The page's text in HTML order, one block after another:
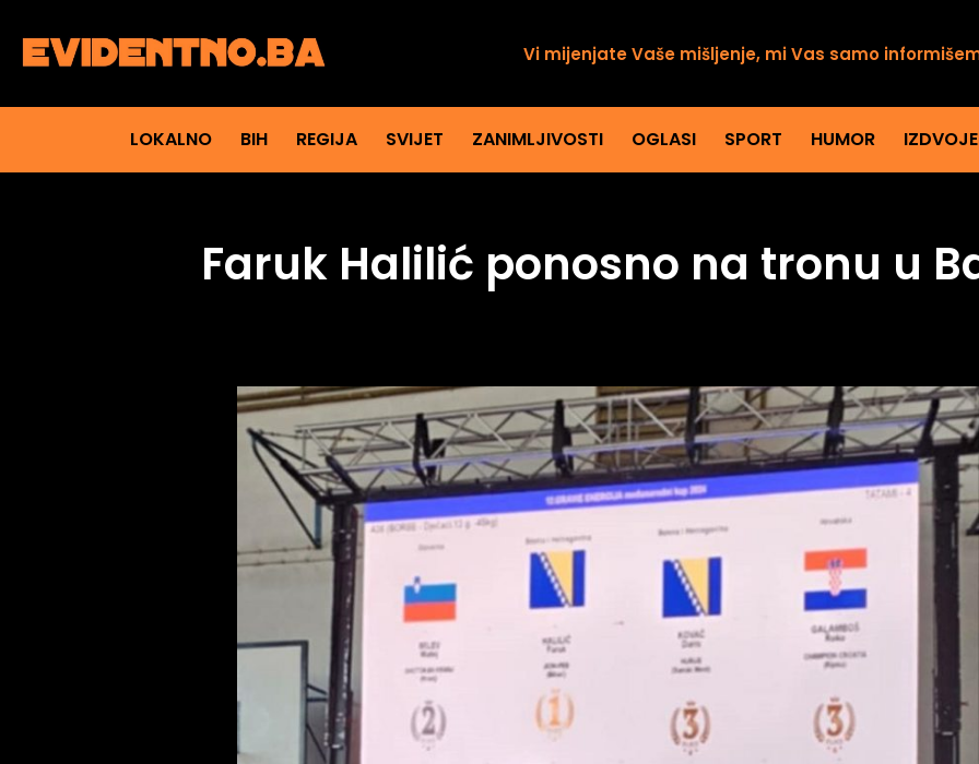
Vi mijenjate Vaše mišljenje, mi Vas samo
LOKALNO BIH REGIJA SVIJET ZANIMLJIVOSTI OGLASI SPORT HUMOR
Faruk Halilić ponosno na tronu u